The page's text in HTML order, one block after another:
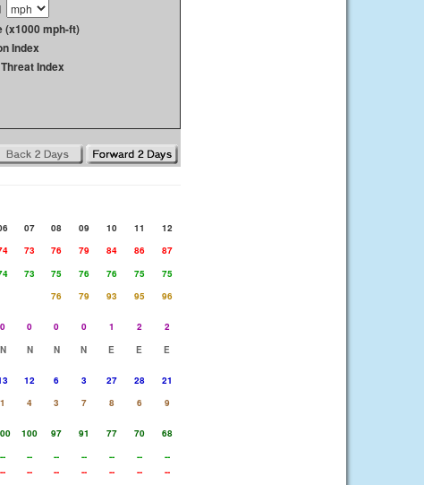
(x1000 mph-ft)
Index
Index
07 08 09 10 11
12
73 76 79 84 86
87
73 75 76 76 75
75
76 79 93 95
96
0 0 0 0 1 2
2
N N N N E E
E
12 6 3 27 28
21
1 4 3 7 8 6
9
100 97 91 77 70
68
-- -- -- -- -- --
--
-- -- -- -- -- -- --